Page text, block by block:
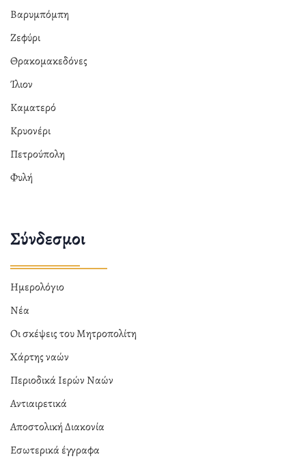
Βαρυμπόμπη
Ζεφύρι
Θρακομακεδόνες
Ίλιον
Καματερό
Κρυονέρι
Πετρούπολη
Φυλή
Σύνδεσμοι
Ημερολόγιο
Νέα
Οι σκέψεις του Μητροπολίτη
Χάρτης ναών
Περιοδικά Ιερών Ναών
Αντιαιρετικά
Αποστολική Διακονία
Εσωτερικά έγγραφα